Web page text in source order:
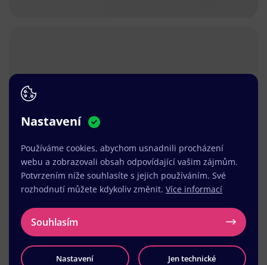
Načíst další
Nastavení
Používáme cookies, abychom usnadnili procházení
webu a zobrazovali obsah odpovídající vašim zájmům.
Potvrzením níže souhlasíte s jejich používáním. Své
rozhodnutí můžete kdykoliv změnit. Více informací
Souhlasím
Nastavení Jen technické